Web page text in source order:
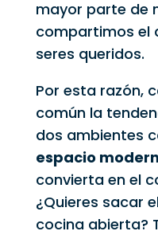
mayor parte de
compartimos el
seres queridos.
Por esta razón,
común la
dos ambientes
espacio
convierta en el
¿Quieres sacar
cocina abierta?